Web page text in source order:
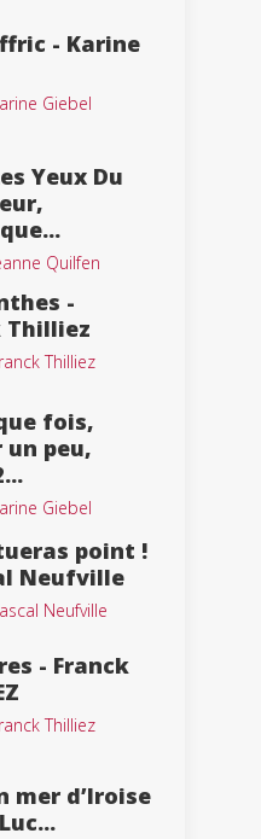
- Karine
Giebel
Yeux Du
Quilfen
-
Thilliez
Thilliez
fois,
peu,
Giebel
point !
Neufville
Neufville
- Franck
Thilliez
mer d’Iroise